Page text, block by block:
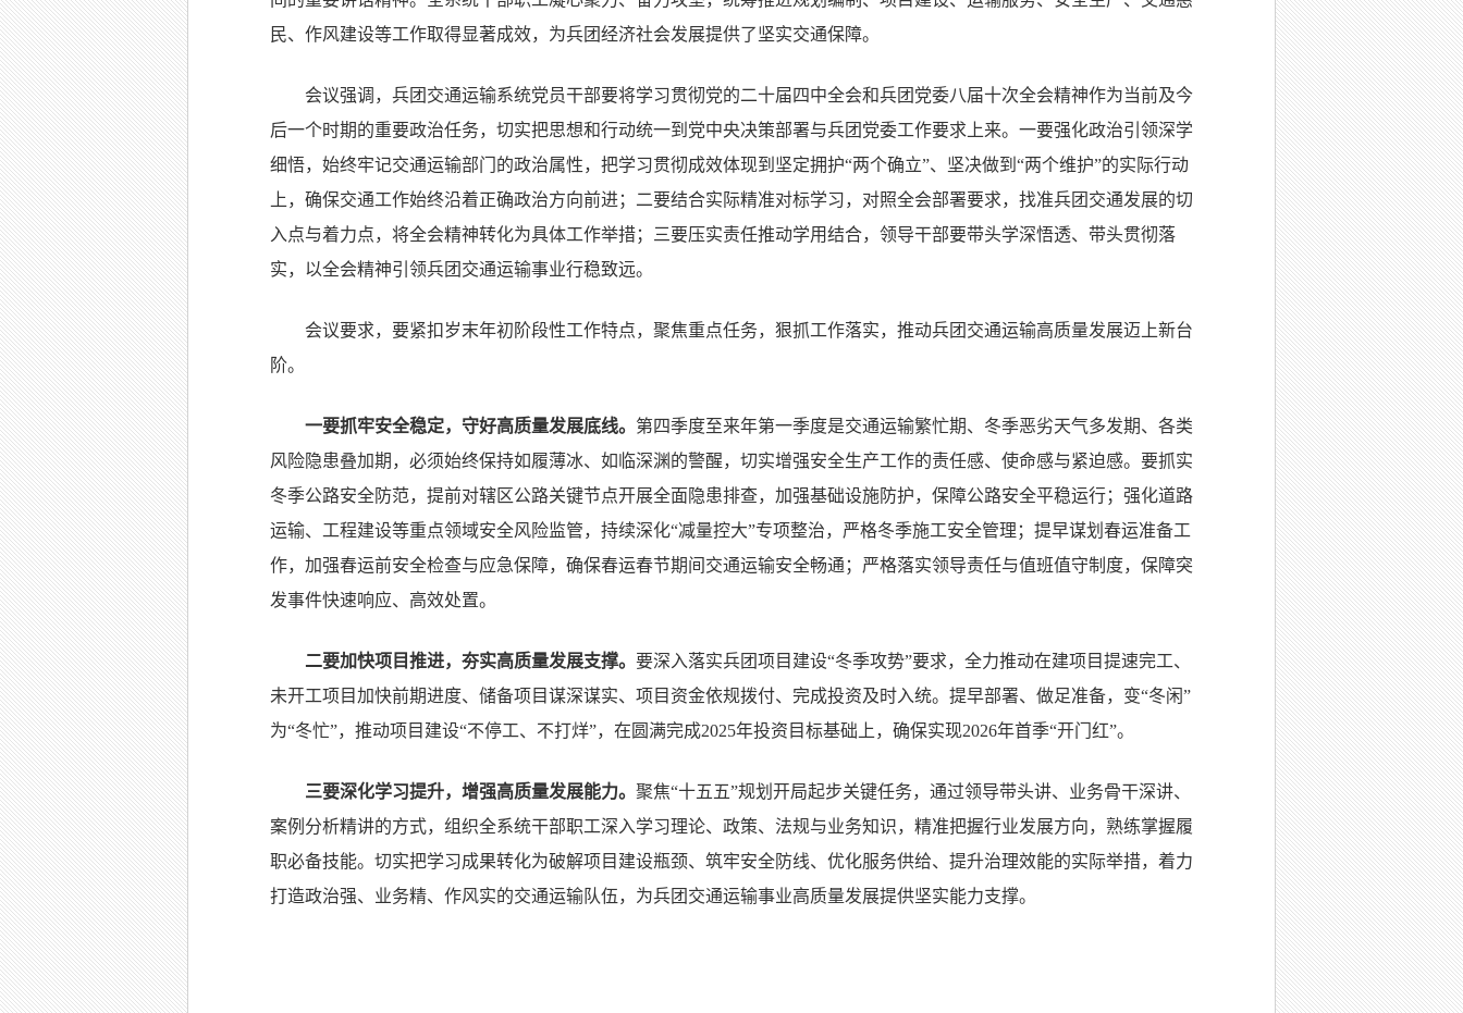
民、作风建设等工作取得显著成效，为兵团经济社会发展提供了坚实交通保障。
会议强调，兵团交通运输系统党员干部要将学习贯彻党的二十届四中全会和兵团党委八届十次全会精神作为当前及今
后一个时期的重要政治任务，切实把思想和行动统一到党中央决策部署与兵团党委工作要求上来。一要强化政治引领深学
细悟，始终牢记交通运输部门的政治属性，把学习贯彻成效体现到坚定拥护“两个确立”、坚决做到“两个维护”的实际行动
上，确保交通工作始终沿着正确政治方向前进；二要结合实际精准对标学习，对照全会部署要求，找准兵团交通发展的切
入点与着力点，将全会精神转化为具体工作举措；三要压实责任推动学用结合，领导干部要带头学深悟透、带头贯彻落
实，以全会精神引领兵团交通运输事业行稳致远。
会议要求，要紧扣岁末年初阶段性工作特点，聚焦重点任务，狠抓工作落实，推动兵团交通运输高质量发展迈上新台
阶。
一要抓牢安全稳定，守好高质量发展底线。 第四季度至来年第一季度是交通运输繁忙期、冬季恶劣天气多发期、各类
风险隐患叠加期，必须始终保持如履薄冰、如临深渊的警醒，切实增强安全生产工作的责任感、使命感与紧迫感。要抓实
冬季公路安全防范，提前对辖区公路关键节点开展全面隐患排查，加强基础设施防护，保障公路安全平稳运行；强化道路
运输、工程建设等重点领域安全风险监管，持续深化“减量控大”专项整治，严格冬季施工安全管理；提早谋划春运准备工
作，加强春运前安全检查与应急保障，确保春运春节期间交通运输安全畅通；严格落实领导责任与值班值守制度，保障突
发事件快速响应、高效处置。
二要加快项目推进，夯实高质量发展支撑。 要深入落实兵团项目建设“冬季攻势”要求，全力推动在建项目提速完工、
未开工项目加快前期进度、储备项目谋深谋实、项目资金依规拨付、完成投资及时入统。提早部署、做足准备，变“冬闲”
为“冬忙”，推动项目建设“不停工、不打烊”，在圆满完成2025年投资目标基础上，确保实现2026年首季“开门红”。
三要深化学习提升，增强高质量发展能力。 聚焦“十五五”规划开局起步关键任务，通过领导带头讲、业务骨干深讲、
案例分析精讲的方式，组织全系统干部职工深入学习理论、政策、法规与业务知识，精准把握行业发展方向，熟练掌握履
职必备技能。切实把学习成果转化为破解项目建设瓶颈、筑牢安全防线、优化服务供给、提升治理效能的实际举措，着力
打造政治强、业务精、作风实的交通运输队伍，为兵团交通运输事业高质量发展提供坚实能力支撑。